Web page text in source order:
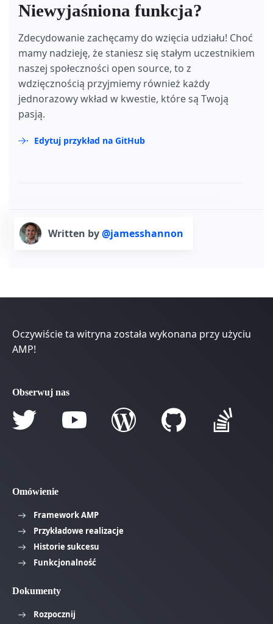
Niewyjaśniona funkcja?
Zdecydowanie zachęcamy do wzięcia udziału! Choć
mamy nadzieję, że staniesz się stałym uczestnikiem
naszej społeczności open source, to z
wdzięcznością przyjmiemy również każdy
jednorazowy wkład w kwestie, które są Twoją
pasją.
Edytuj przykład na GitHub
Written by@jamesshannon
Oczywiście ta witryna została wykonana przy użyciu
AMP!
Obserwuj nas
Omówienie
Framework AMP
Przykładowe realizacje
Historie sukcesu
Funkcjonalność
Dokumenty
Rozpocznij